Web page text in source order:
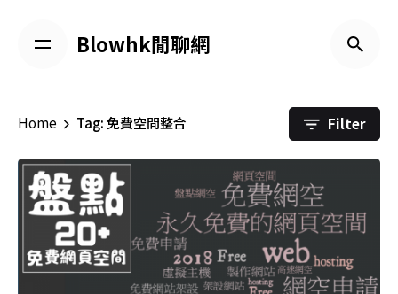
content
Blowhk閒聊網
Home Tag: 免費空間整合 Filter